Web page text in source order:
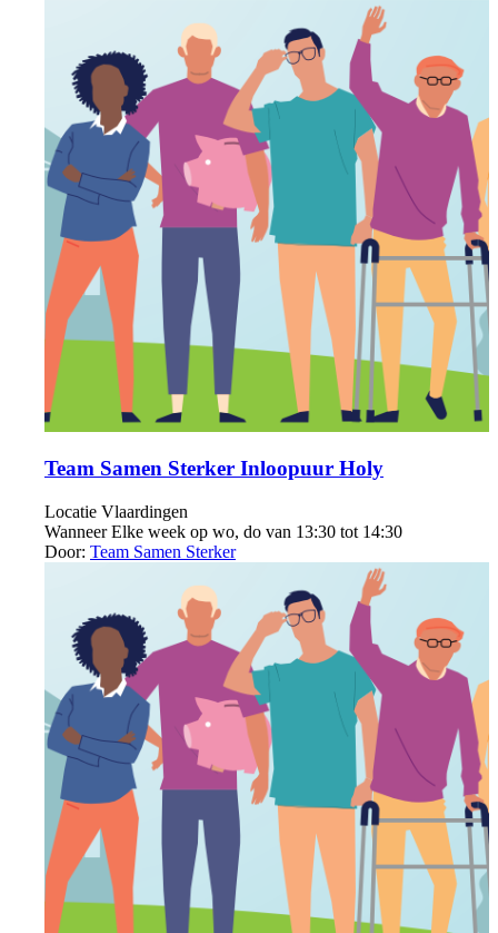
Team Samen Sterker Inloopuur Holy
Locatie Vlaardingen
Wanneer Elke week op wo, do van 13:30 tot 14:30
Door: Team Samen Sterker